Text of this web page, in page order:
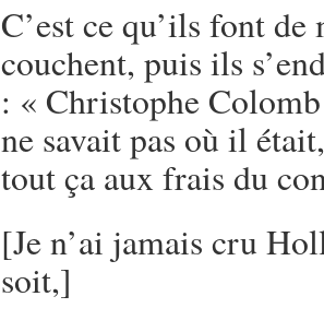
C’est ce qu’ils font
couchent, puis ils
: « Christophe
ne savait pas où il
tout ça aux frais du
[Je n’ai jamais cru
soit,]